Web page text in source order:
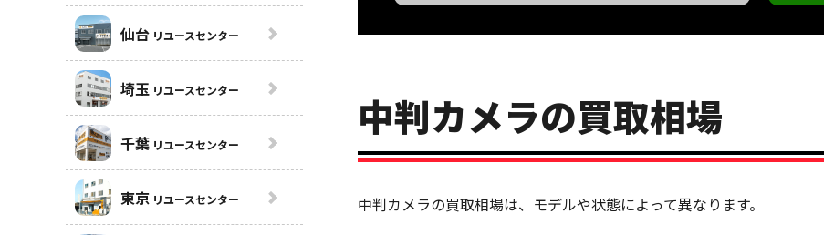
中判カメラの買取相場
中判カメラの買取相場は、モデルや状態によって異なります。
仙台 リユースセンター
埼玉 リユースセンター
千葉 リユースセンター
東京 リユースセンター